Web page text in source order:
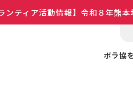
ンティア活動情報】令和８年熊
ボラ協